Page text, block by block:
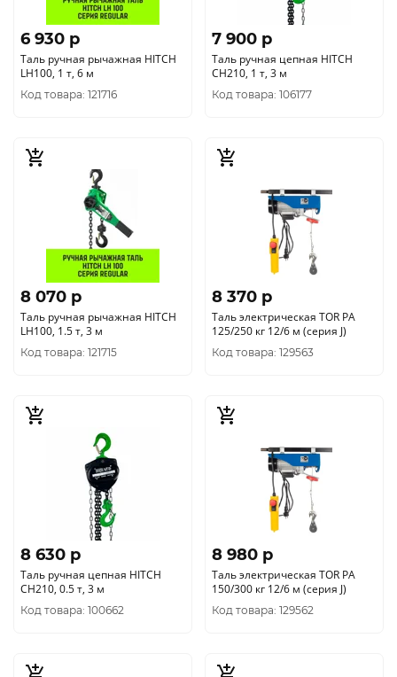
6 930 p
Таль ручная рычажная HITCH
LH100, 1 т, 6 м
Код товара: 121716
7 900 p
Таль ручная цепная HITCH
CH210, 1 т, 3 м
Код товара: 106177
8 070 p
Таль ручная рычажная HITCH
LH100, 1.5 т, 3 м
Код товара: 121715
8 370 p
Таль электрическая TOR PA
125/250 кг 12/6 м (серия J)
Код товара: 129563
8 630 p
Таль ручная цепная HITCH
CH210, 0.5 т, 3 м
Код товара: 100662
8 980 p
Таль электрическая TOR PA
150/300 кг 12/6 м (серия J)
Код товара: 129562